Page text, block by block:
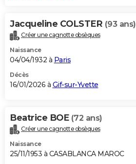
Jacqueline COLSTER (93 ans)
Créer une cagnotte obsèques
Naissance
04/04/1932 à Paris
Décès
16/01/2026 à Gif-sur-Yvette
Beatrice BOE (72 ans)
Créer une cagnotte obsèques
Naissance
25/11/1953 à CASABLANCA MAROC